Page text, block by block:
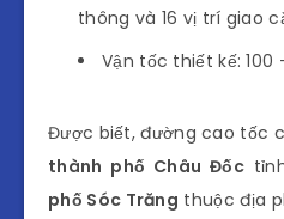
thông và 16 vị trí giao
Vận tốc thiết kế: 100
Được biết, đường cao tốc
thành phố Châu Đốc
phố Sóc Trăng thuộc địa